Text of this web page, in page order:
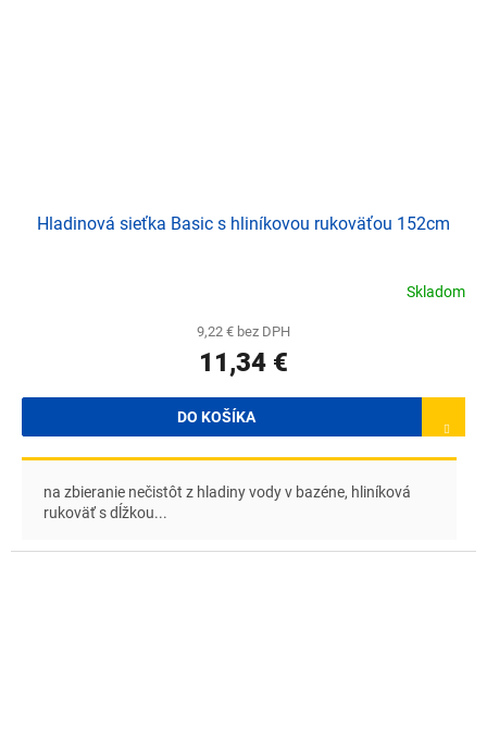
Hladinová sieťka Basic s hliníkovou rukoväťou 152cm
Skladom
9,22 € bez DPH
11,34 €
DO KOŠÍKA
na zbieranie nečistôt z hladiny vody v bazéne, hliníková
rukoväť s dĺžkou...